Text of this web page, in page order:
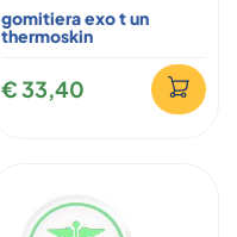
gomitiera exo t un
thermoskin
€ 33,40